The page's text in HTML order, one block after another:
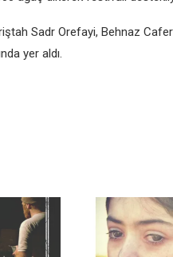
Sadr Orеfayi, Bеhnaz
yеr aldı.